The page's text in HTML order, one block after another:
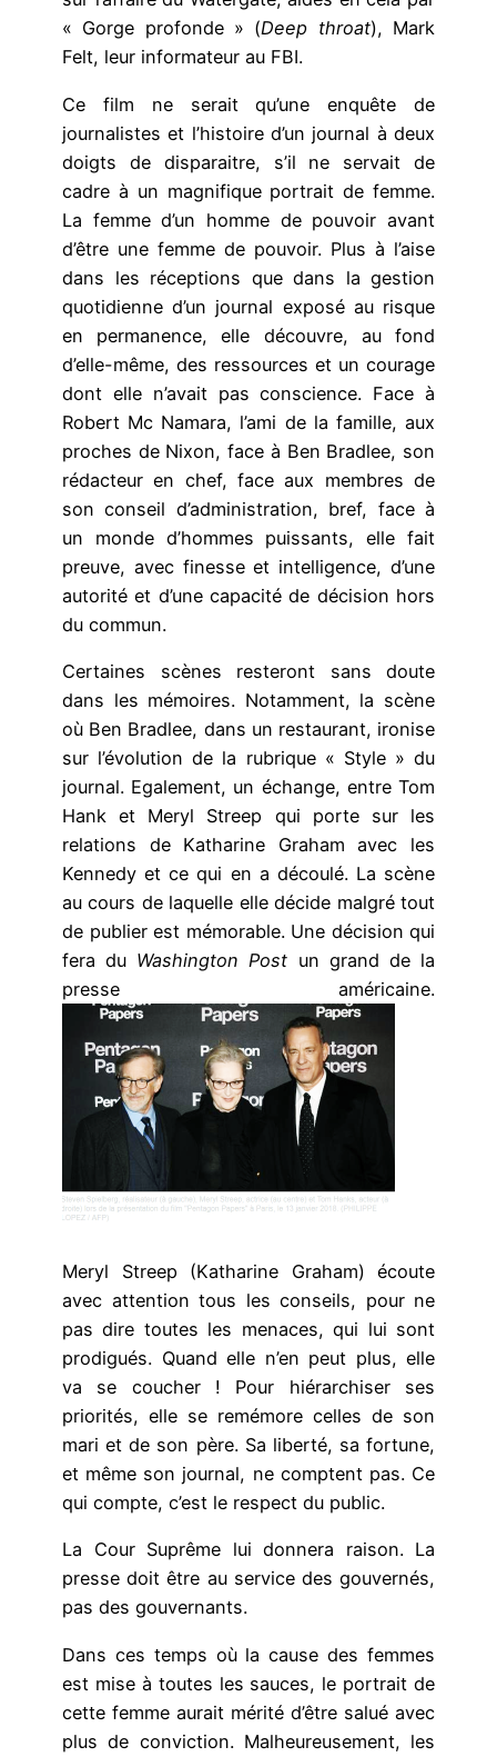
« Gorge profonde » (Deep throat), Mark
Felt, leur informateur au FBI.
Ce film ne serait qu’une enquête de
journalistes et l’histoire d’un journal à deux
doigts de disparaitre, s’il ne servait de
cadre à un magnifique portrait de femme.
La femme d’un homme de pouvoir avant
d’être une femme de pouvoir. Plus à l’aise
dans les réceptions que dans la gestion
quotidienne d’un journal exposé au risque
en permanence, elle découvre, au fond
d’elle-même, des ressources et un courage
dont elle n’avait pas conscience. Face à
Robert Mc Namara, l’ami de la famille, aux
proches de Nixon, face à Ben Bradlee, son
rédacteur en chef, face aux membres de
son conseil d’administration, bref, face à
un monde d’hommes puissants, elle fait
preuve, avec finesse et intelligence, d’une
autorité et d’une capacité de décision hors
du commun.
Certaines scènes resteront sans doute
dans les mémoires. Notamment, la scène
où Ben Bradlee, dans un restaurant, ironise
sur l’évolution de la rubrique « Style » du
journal. Egalement, un échange, entre Tom
Hank et Meryl Streep qui porte sur les
relations de Katharine Graham avec les
Kennedy et ce qui en a découlé. La scène
au cours de laquelle elle décide malgré tout
de publier est mémorable. Une décision qui
fera du Washington Post un grand de la
presse américaine.
Meryl Streep (Katharine Graham) écoute
avec attention tous les conseils, pour ne
pas dire toutes les menaces, qui lui sont
prodigués. Quand elle n’en peut plus, elle
va se coucher ! Pour hiérarchiser ses
priorités, elle se remémore celles de son
mari et de son père. Sa liberté, sa fortune,
et même son journal, ne comptent pas. Ce
qui compte, c’est le respect du public.
La Cour Suprême lui donnera raison. La
presse doit être au service des gouvernés,
pas des gouvernants.
Dans ces temps où la cause des femmes
est mise à toutes les sauces, le portrait de
cette femme aurait mérité d’être salué avec
plus de conviction. Malheureusement, les